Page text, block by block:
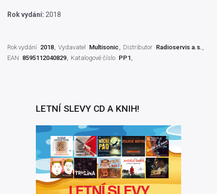
Rok vydání: 2018
Rok vydání 2018 Vydavatel Multisonic Distributor Radioservis a.s.
EAN 8595112040829 Katalogové číslo PP1
LETNÍ SLEVY CD A KNIH!